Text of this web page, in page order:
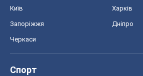
Київ Харків
Запоріжжя Дніпро
Черкаси
Спорт